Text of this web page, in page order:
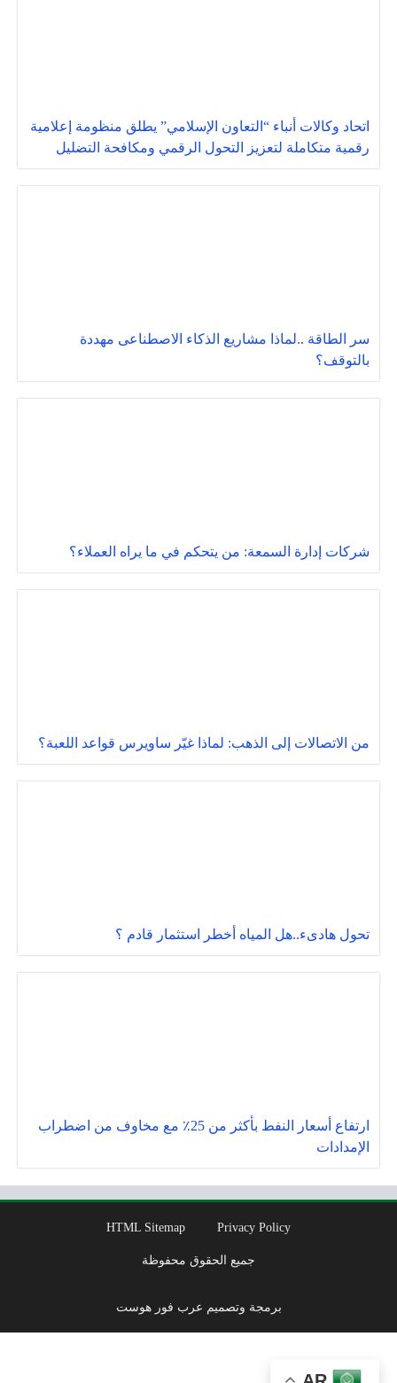
اتحاد وكالات أنباء “التعاون الإسلامي” يطلق منظومة إعلامية
رقمية متكاملة لتعزيز التحول الرقمي ومكافحة التضليل
سر الطاقة ..لماذا مشاريع الذكاء الاصطناعى مهددة
بالتوقف؟
شركات إدارة السمعة: من يتحكم في ما يراه العملاء؟
من الاتصالات إلى الذهب: لماذا غيّر ساويرس قواعد اللعبة؟
تحول هادىء..هل المياه أخطر استثمار قادم ؟
ارتفاع أسعار النفط بأكثر من 25٪ مع مخاوف من اضطراب
الإمدادات
Privacy Policy
HTML Sitemap
جميع الحقوق محفوظة
برمجة وتصميم عرب فور هوست